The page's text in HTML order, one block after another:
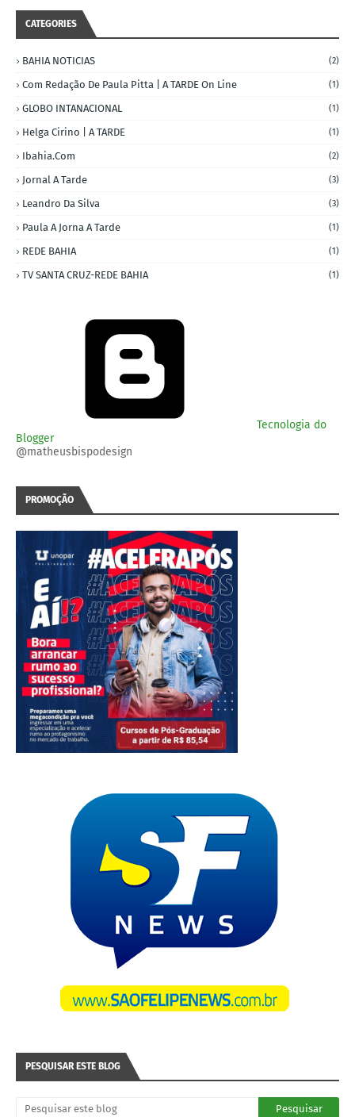
CATEGORIES
BAHIA NOTICIAS (2)
Com Redação De Paula Pitta | A TARDE On Line (1)
GLOBO INTANACIONAL (1)
Helga Cirino | A TARDE (1)
Ibahia.com (2)
Jornal A Tarde (3)
Leandro Da Silva (3)
Paula A Jorna A Tarde (1)
REDE BAHIA (1)
TV SANTA CRUZ-REDE BAHIA (1)
Tecnologia do
Blogger
@matheusbispodesign
PROMOÇÃO
PESQUISAR ESTE BLOG